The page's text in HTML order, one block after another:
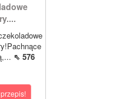
⇖ 576